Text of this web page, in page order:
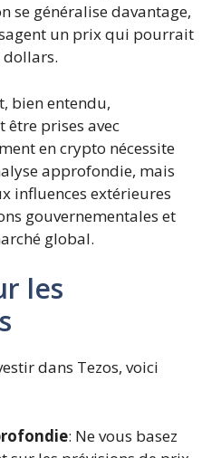
se généralise davantage,
un prix qui pourrait
dollars.
bien entendu,
être prises avec
en crypto nécessite
approfondie, mais
influences extérieures
gouvernementales et
global.
les
dans Tezos, voici
: Ne vous basez